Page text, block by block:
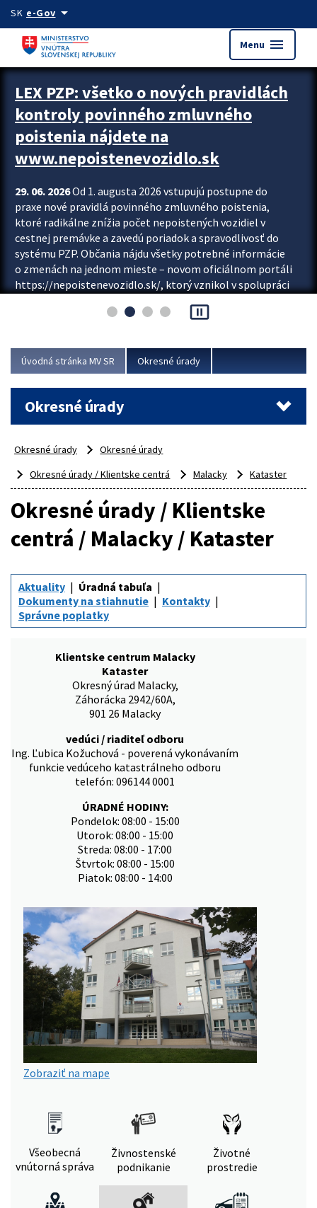
Preskocit na hlavný obsah
SK e-Govarrow_drop_down
Menu menu
Zastavit automatický posun upútavok
LEX PZP: všetko o nových pravidlách
kontroly povinného zmluvného
poistenia nájdete na
www.nepoistenevozidlo.sk
29. 06. 2026Od 1. augusta 2026 vstupujú postupne do
praxe nové pravidlá povinného zmluvného poistenia,
ktoré radikálne znížia počet nepoistených vozidiel v
cestnej premávke a zavedú poriadok a spravodlivosť do
systému PZP. Občania nájdu všetky potrebné informácie
o zmenách na jednom mieste – novom oficiálnom portáli
https://nepoistenevozidlo.sk/, ktorý vznikol v spolupráci
asociácie poisťovní (SLASPO) a Ministerstva vnútra SR.
Viac
pause_presentation
Úvodná stránka MV SR Okresné úrady
Okresné úrady
Okresné úrady
Okresné úrady
Okresné úrady / Klientske centrá
Malacky Kataster
Okresné úrady / Klientske
centrá / Malacky / Kataster
Aktuality
Úradná tabuľa
Dokumenty na stiahnutie
Kontakty
Správne poplatky
Klientske centrum Malacky
Kataster
Okresný úrad Malacky,
Záhorácka 2942/60A,
901 26 Malacky
vedúci / riaditeľ odboru
Ing. Ľubica Kožuchová - poverená vykonávaním
funkcie vedúceho katastrálneho odboru
telefón: 096144 0001
ÚRADNÉ HODINY:
Pondelok: 08:00 - 15:00
Utorok: 08:00 - 15:00
Streda: 08:00 - 17:00
Štvrtok: 08:00 - 15:00
Piatok: 08:00 - 14:00
Zobraziť na mape
Všeobecná
vnútorná správa
Živnostenské
podnikanie
Životné
prostredie